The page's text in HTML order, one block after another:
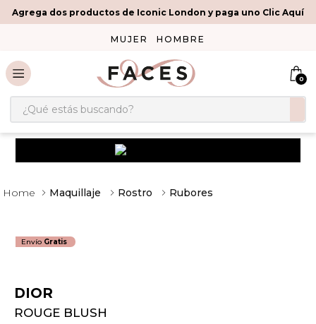
Agrega dos productos de Iconic London y paga uno Clic Aquí
MUJER HOMBRE
0
¿Qué estás buscando?
Maquillaje Rostro Rubores
Envío Gratis
DIOR
ROUGE BLUSH